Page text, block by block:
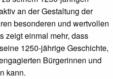
an der Gestaltung der
besonderen und wertvollen
zeigt einmal mehr, dass
1250-jährige Geschichte,
Bürgerinnen und
kann.